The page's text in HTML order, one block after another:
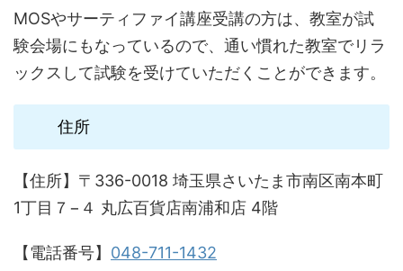
MOSやサーティファイ講座受講の方は、教室が試
験会場にもなっているので、通い慣れた教室でリラ
ックスして試験を受けていただくことができます。
住所
【住所】〒336-0018 埼玉県さいたま市南区南本町
1丁目７−４ 丸広百貨店南浦和店 4階
【電話番号】 048-711-1432